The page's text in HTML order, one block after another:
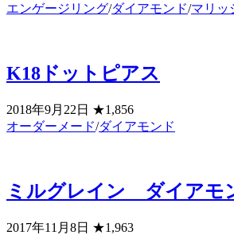
エンゲージリング/ダイアモンド/マリッ
K18ドットピアス
2018年9月22日 ★1,856
オーダーメード/ダイアモンド
ミルグレイン ダイアモ
2017年11月8日 ★1,963